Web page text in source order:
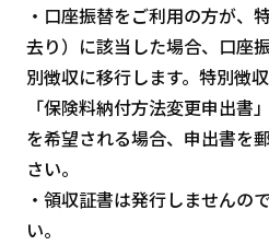
・口座振替をご利用の方が、
去り）に該当した場合、口座
別徴収に移行します。特別徴
「保険料納付方法変更申出書
を希望される場合、申出書を
さい。
・領収証書は発行しませんの
い。